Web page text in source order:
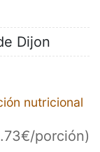
Dijon
nutricional
porción)